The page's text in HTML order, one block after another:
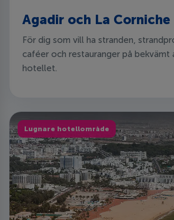
Agadir och La Corniche
För dig som vill ha stranden,
caféer och restauranger på bekvämt
hotellet.
Lugnare hotellområde